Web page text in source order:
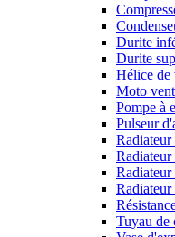
Durite
Durite
Hélice de
Moto
Pompe à
Pulseur
Radiateur
Radiateur
Tuyau de